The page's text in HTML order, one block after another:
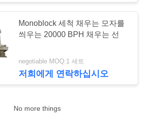
Monoblock 세척 채우는 모자를
씌우는 20000 BPH 채우는 선
negotiable MOQ:1 세트
저희에게 연락하십시오
No more things